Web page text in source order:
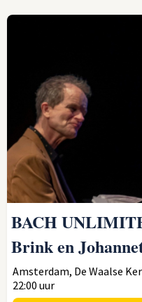
BACH
Brink en
Amsterdam, De Waalse
22:00 uur